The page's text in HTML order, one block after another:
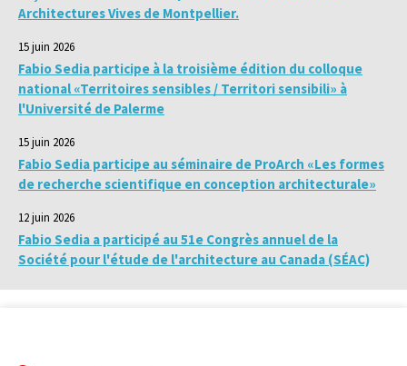
Architectures Vives de Montpellier.
15 juin 2026
Fabio Sedia participe à la troisième édition du colloque
national «Territoires sensibles / Territori sensibili» à
l'Université de Palerme
15 juin 2026
Fabio Sedia participe au séminaire de ProArch «Les formes
de recherche scientifique en conception architecturale»
12 juin 2026
Fabio Sedia a participé au 51e Congrès annuel de la
Société pour l'étude de l'architecture au Canada (SÉAC)